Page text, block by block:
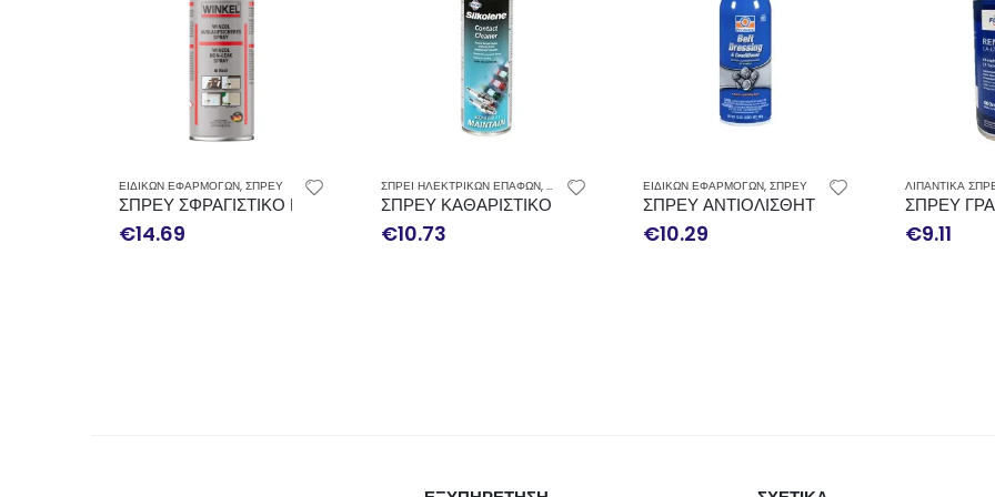
ΕΙΔΙΚΩΝ ΕΦΑΡΜΟΓΩΝ, ΣΠΡΕΥ
ΣΠΡΕΥ ΣΦΡΑΓΙΣΤΙΚΟ ΚΑΟΥΤΣΟΥΚ WINZOL WINKEL 500ML
€14.69
ΣΠΡΕΙ ΗΛΕΚΤΡΙΚΩΝ ΕΠΑΦΩΝ, ΣΠΡΕΥ
ΣΠΡΕΥ ΚΑΘΑΡΙΣΤΙΚΟ ΗΛΕΚΤΡΙΚΩΝ ΕΠΑΦΩΝ SILKOLENE CONTACT
€10.73
ΕΙΔΙΚΩΝ ΕΦΑΡΜΟΓΩΝ, ΣΠΡΕΥ
ΣΠΡΕΥ ΑΝΤΙΟΛΙΣΘΗΤΙΚΟ ΙΜΑΝΤΩΝ
€10.29
ΛΙΠΑΝΤΙΚΑ
ΣΠΡΕΥ
€9.11